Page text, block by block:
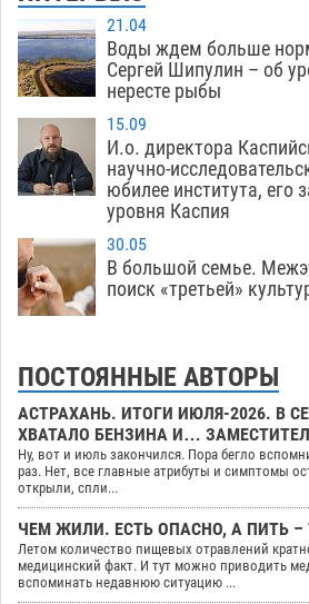
21.04
Воды ждем больше
Сергей Шипулин – об
нересте рыбы
15.09
И.о. директора
научно-
юбилее института, его
уровня Каспия
30.05
В большой семье.
поиск «третьей»
ПОСТОЯННЫЕ АВТОРЫ
АСТРАХАНЬ. ИТОГИ ИЮЛЯ-2026. В
ХВАТАЛО БЕНЗИНА И…
Ну, вот и июль закончился. Пора бегло
раз. Нет, все главные атрибуты и симптомы
открыли, спли...
ЧЕМ ЖИЛИ. ЕСТЬ ОПАСНО, А ПИТЬ –
Летом количество пищевых отравлений
медицинский факт. И тут можно приводить
вспоминать недавнюю ситуацию ...